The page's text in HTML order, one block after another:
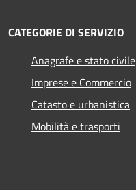
CATEGORIE DI SERVIZIO
Anagrafe e stato civile
Imprese e Commercio
Catasto e urbanistica
Mobilità e trasporti